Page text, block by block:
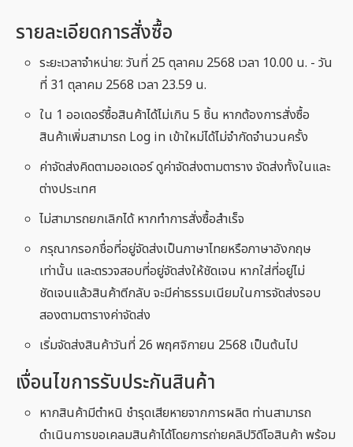
รายละเอียดการสั่งซื้อ
ระยะเวลาจำหน่าย: วันที่ 25 ตุลาคม 2568 เวลา 10.00 น. - วัน
ที่ 31 ตุลาคม 2568 เวลา 23.59 น.
ใน 1 ออเดอร์ซื้อสินค้าได้ไม่เกิน 5 ชิ้น หากต้องการสั่งซื้อ
สินค้าเพิ่มสามารถ Log in เข้าใหม่ได้ไม่จำกัดจำนวนครั้ง
ค่าจัดส่งคิดตามออเดอร์ ดูค่าจัดส่งตามตาราง จัดส่งทั้งในและ
ต่างประเทศ
ไม่สามารถยกเลิกได้ หากทำการสั่งซื้อสำเร็จ
กรุณากรอกชื่อที่อยู่จัดส่งเป็นภาษาไทยหรือภาษาอังกฤษ
เท่านั้น และตรวจสอบที่อยู่จัดส่งให้ชัดเจน หากใส่ที่อยู่ไม่
ชัดเจนแล้วสินค้าตีกลับ จะมีค่าธรรมเนียมในการจัดส่งรอบ
สองตามตารางค่าจัดส่ง
เริ่มจัดส่งสินค้าวันที่ 26 พฤศจิกายน 2568 เป็นต้นไป
เงื่อนไขการรับประกันสินค้า
หากสินค้ามีตำหนิ ชำรุดเสียหายจากการผลิต ท่านสามารถ
ดำเนินการขอเคลมสินค้าได้โดยการถ่ายคลิปวิดีโอสินค้า พร้อม